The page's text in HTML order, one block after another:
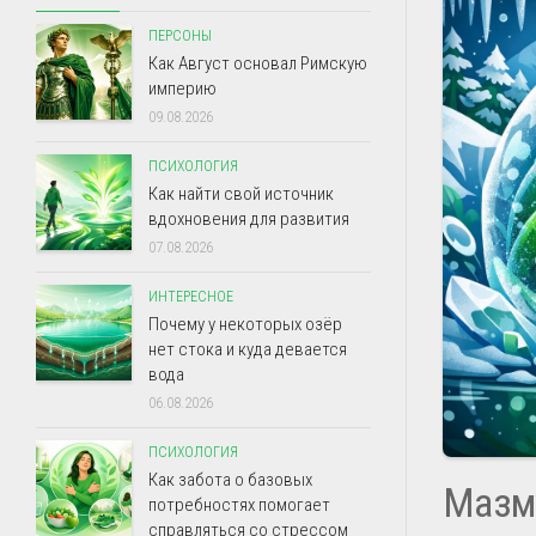
ПЕРСОНЫ
Как Август основал Римскую
империю
09.08.2026
ПСИХОЛОГИЯ
Как найти свой источник
вдохновения для развития
07.08.2026
ИНТЕРЕСНОЕ
Почему у некоторых озёр
нет стока и куда девается
вода
06.08.2026
ПСИХОЛОГИЯ
Как забота о базовых
потребностях помогает
справляться со стрессом